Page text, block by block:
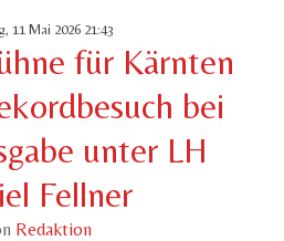
11 Mai 2026 21:43
für Kärnten
bei
unter LH
Fellner
Redaktion